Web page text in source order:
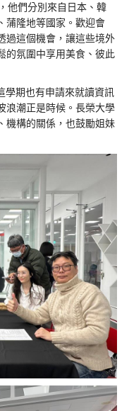
他們分別來自日本、韓
蒲隆地等國家。歡迎會
過這個機會，讓這些境外
的氛圍中享用美食、彼此
學期也有申請來就讀資訊
浪潮正是時候。長榮大學
機構的關係，也鼓勵姐妹